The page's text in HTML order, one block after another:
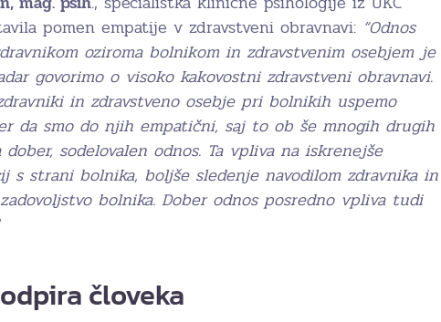
pomen empatije v zdravstveni obravnavi: “Odnos
oziroma bolnikom in zdravstvenim osebjem je
govorimo o visoko kakovostni zdravstveni obravnavi.
in zdravstveno osebje pri bolnikih uspemo
da smo do njih empatični, saj to ob še mnogih drugih
sodelovalen odnos. Ta vpliva na iskrenejše
s strani bolnika, boljše sledenje navodilom zdravnika in
bolnika. Dober odnos posredno vpliva tudi
človeka